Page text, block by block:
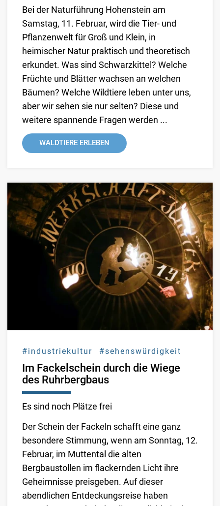
Bei der Naturführung Hohenstein am
Samstag, 11. Februar, wird die Tier- und
Pflanzenwelt für Groß und Klein, in
heimischer Natur praktisch und theoretisch
erkundet. Was sind Schwarzkittel? Welche
Früchte und Blätter wachsen an welchen
Bäumen? Welche Wildtiere leben unter uns,
aber wir sehen sie nur selten? Diese und
weitere spannende Fragen werden ...
WALDTIERE ERLEBEN
#industriekultur #sehenswürdigkeit
Im Fackelschein durch die Wiege
des Ruhrbergbaus
Es sind noch Plätze frei
Der Schein der Fackeln schafft eine ganz
besondere Stimmung, wenn am Sonntag, 12.
Februar, im Muttental die alten
Bergbaustollen im flackernden Licht ihre
Geheimnisse preisgeben. Auf dieser
abendlichen Entdeckungsreise haben